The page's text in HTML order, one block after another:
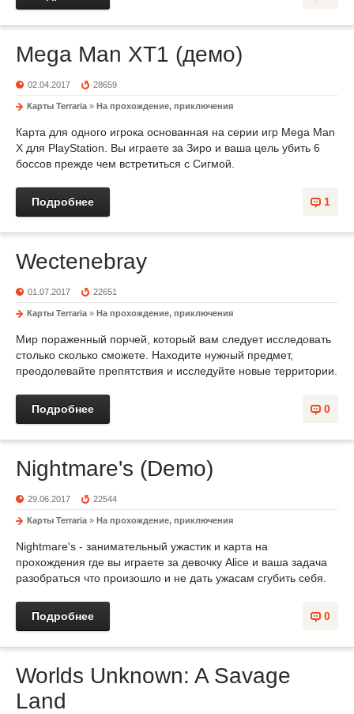
Mega Man XT1 (демо)
02.04.2017 28659
Карты Terraria » На прохождение, приключения
Карта для одного игрока основанная на серии игр Mega Man
X для PlayStation. Вы играете за Зиро и ваша цель убить 6
боссов прежде чем встретиться с Сигмой.
1
Подробнее
Wectenebray
01.07.2017 22651
Карты Terraria » На прохождение, приключения
Мир пораженный порчей, который вам следует исследовать
столько сколько сможете. Находите нужный предмет,
преодолевайте препятствия и исследуйте новые территории.
0
Подробнее
Nightmare's (Demo)
29.06.2017 22544
Карты Terraria » На прохождение, приключения
Nightmare's - занимательный ужастик и карта на
прохождения где вы играете за девочку Alice и ваша задача
разобраться что произошло и не дать ужасам сгубить себя.
0
Подробнее
Worlds Unknown: A Savage
Land